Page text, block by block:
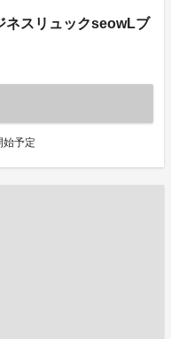
ネスリュックseowLブ
始予定